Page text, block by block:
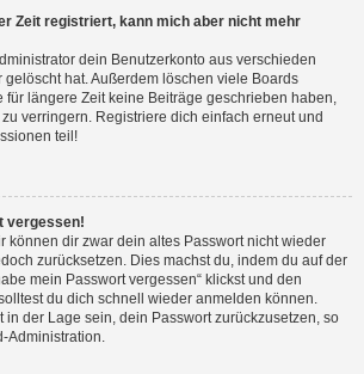
Zeit registriert, kann mich aber nicht mehr
dein Benutzerkonto aus verschieden
hat. Außerdem löschen viele Boards
für längere Zeit keine Beiträge geschrieben haben,
verringern. Registriere dich einfach erneut und
teil!
vergessen!
können dir zwar dein altes Passwort nicht wieder
zurücksetzen. Dies machst du, indem du auf der
mein Passwort vergessen“ klickst und den
du dich schnell wieder anmelden können.
in der Lage sein, dein Passwort zurückzusetzen, so
Administration.